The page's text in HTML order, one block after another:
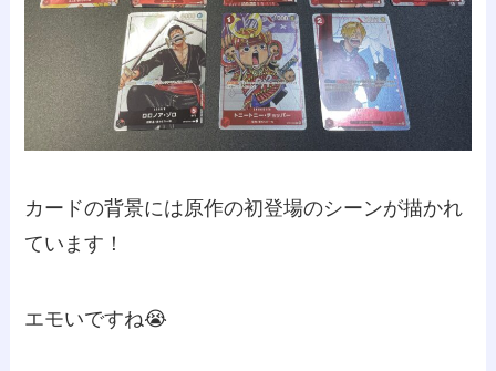
カードの背景には原作の初登場のシーンが描かれ
ています！
エモいですね😭